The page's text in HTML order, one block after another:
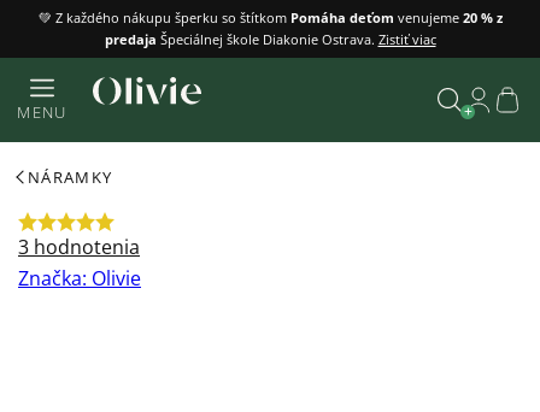
Prejsť
obsah
💚 Z každého nákupu šperku so štítkom Pomáha deťom venujeme 20 % z
predaja Špeciálnej škole Diakonie Ostrava. Zistiť viac
MENU
NÁRAMKY
Priemerné
hodnotenie
3 hodnotenia
Značka: Olivie